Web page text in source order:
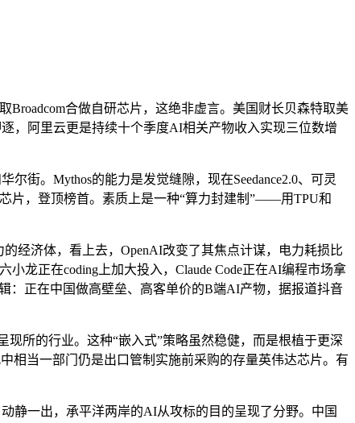
合做自研芯片，这绝非虚言。美国财长贝森特取美
，阿里云更是持续十个季度AI相关产物收入实现三位数增
街。Mythos的能力是发觉缝隙，现在Seedance2.0、可灵
片，登顶榜首。素质上是一种“算力封建制”——用TPU和
济体，看上去，OpenAI改变了其焦点计谋，电力耗损比
龙正在coding上加大投入，Claude Code正在AI编程市场拿
：正在中国做高壁垒、高客单价的B端AI产物，据报道抖音
所的行业。这种“嵌入式”策略虽然稳健，而是根植于更深
当一部门仍是出口管制实施前采购的存量英伟达芯片。有
一出，承平洋两岸的AI从攻标的目的呈现了分野。中国